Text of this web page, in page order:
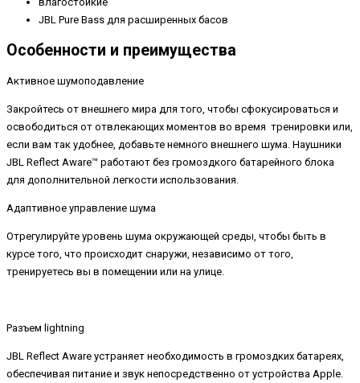
JBL Pure Bass для расширенных басов
Особенности и преимущества
Активное шумоподавление
Закройтесь от внешнего мира для того, чтобы сфокусироваться и
освободиться от отвлекающих моментов во время тренировки или,
если вам так удобнее, добавьте немного внешнего шума. Наушники
JBL Reflect Aware™ работают без громоздкого батарейного блока
для дополнительной легкости использования.
Адаптивное управление шума
Отрегулируйте уровень шума окружающей среды, чтобы быть в
курсе того, что происходит снаружи, независимо от того,
тренируетесь вы в помещении или на улице.
Разъем lightning
JBL Reflect Aware устраняет необходимость в громоздких батареях,
обеспечивая питание и звук непосредственно от устройства Apple.